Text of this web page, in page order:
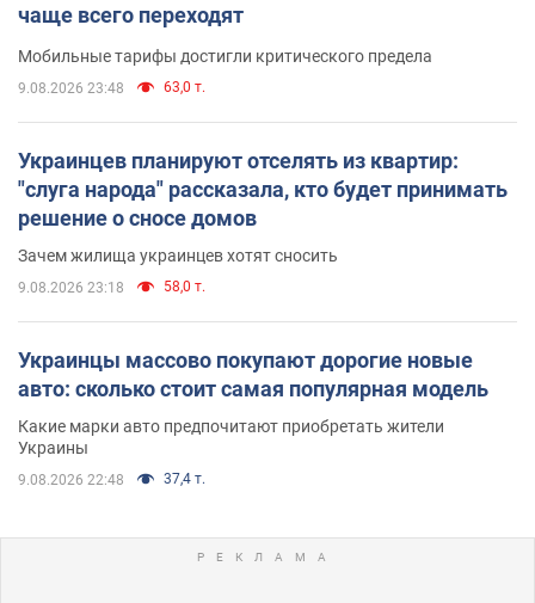
чаще всего переходят
Мобильные тарифы достигли критического предела
9.08.2026 23:48 63,0 т.
Украинцев планируют отселять из квартир:
"слуга народа" рассказала, кто будет принимать
решение о сносе домов
Зачем жилища украинцев хотят сносить
9.08.2026 23:18 58,0 т.
Украинцы массово покупают дорогие новые
авто: сколько стоит самая популярная модель
Какие марки авто предпочитают приобретать жители
Украины
9.08.2026 22:48 37,4 т.